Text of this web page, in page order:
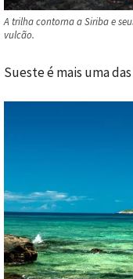
A trilha contorna a Siriba e
vulcão.
Sueste é mais uma